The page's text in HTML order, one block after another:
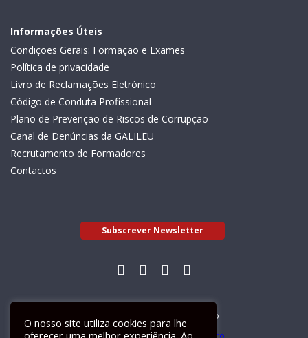
Informações Úteis
Condições Gerais: Formação e Exames
Política de privacidade
Livro de Reclamações Eletrónico
Código de Conduta Profissional
Plano de Prevenção de Riscos de Corrupção
Canal de Denúncias da GALILEU
Recrutamento de Formadores
Contactos
Subscrever Newsletter
Livro de Reclamações Electrónico
O nosso site utiliza cookies para lhe
oferecer uma melhor experiência. Ao